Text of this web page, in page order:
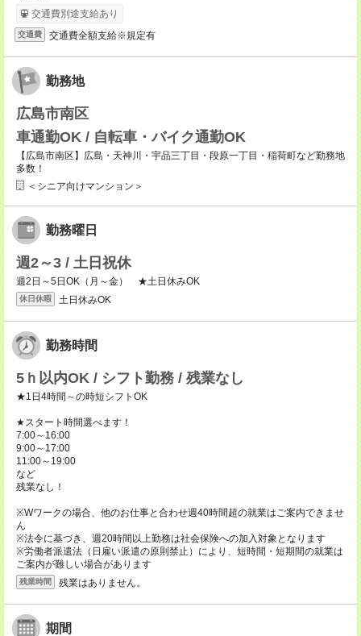
交通費別途支給あり
交通費 交通費全額支給※規定有
勤務地
広島市南区
車通勤OK / 自転車・バイク通勤OK
【広島市南区】広島・天神川・宇品三丁目・段原一丁目・稲荷町など勤務地
多数！
＜シニア向けマンション＞
勤務曜日
週2～3 / 土日祝休
週2日～5日OK（月～金） ★土日休みOK
休日休暇 土日休みOK
勤務時間
5ｈ以内OK / シフト勤務 / 残業なし
★1日4時間～の時短シフトOK
★スタート時間選べます！
7:00～16:00
9:00～17:00
11:00～19:00
など
残業なし！
※Wワークの場合、他のお仕事と合わせ週40時間超の就業はご案内できませ
ん
※法令に基づき、週20時間以上勤務は社会保険への加入対象となります
※労働者派遣法（日雇い派遣の原則禁止）により、短時間・短期間の就業は
ご案内が難しい場合があります
残業時間 残業はありません。
期間